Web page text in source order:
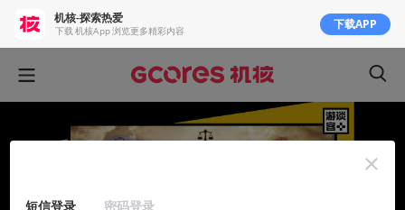
机核-探索热爱
下载 机核App 浏览更多精彩内容 下载APP
短信登录 密码登录